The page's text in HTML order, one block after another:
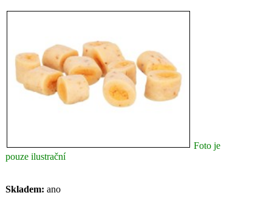
Foto je
pouze ilustrační
Skladem: ano